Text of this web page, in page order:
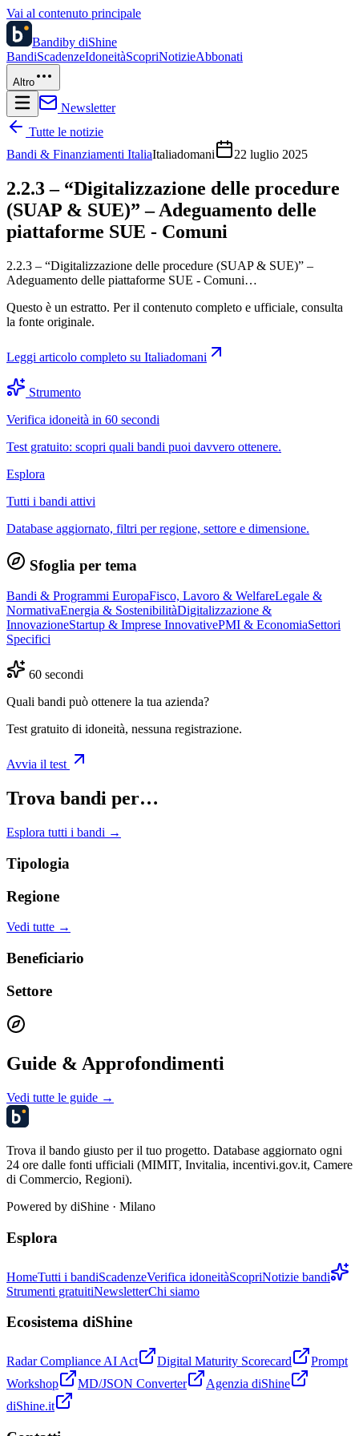
Vai al contenuto principale
Bandiby diShine
BandiScadenzeIdoneitàScopriNotizieAbbonati
Altro
Newsletter
Tutte le notizie
Bandi & Finanziamenti ItaliaItaliadomani 22 luglio 2025
2.2.3 – “Digitalizzazione delle procedure
(SUAP & SUE)” – Adeguamento delle
piattaforme SUE - Comuni
2.2.3 – “Digitalizzazione delle procedure (SUAP & SUE)” –
Adeguamento delle piattaforme SUE - Comuni…
Questo è un estratto. Per il contenuto completo e ufficiale, consulta
la fonte originale.
Leggi articolo completo su Italiadomani
Strumento
Verifica idoneità in 60 secondi
Test gratuito: scopri quali bandi puoi davvero ottenere.
Esplora
Tutti i bandi attivi
Database aggiornato, filtri per regione, settore e dimensione.
Sfoglia per tema
Bandi & Programmi EuropaFisco, Lavoro & WelfareLegale &
NormativaEnergia & SostenibilitàDigitalizzazione &
InnovazioneStartup & Imprese InnovativePMI & EconomiaSettori
Specifici
60 secondi
Quali bandi può ottenere la tua azienda?
Test gratuito di idoneità, nessuna registrazione.
Avvia il test
Trova bandi per…
Esplora tutti i bandi →
Tipologia
Regione
Vedi tutte →
Beneficiario
Settore
Guide & Approfondimenti
Vedi tutte le guide →
Trova il bando giusto per il tuo progetto. Database aggiornato ogni
24 ore dalle fonti ufficiali (MIMIT, Invitalia, incentivi.gov.it, Camere
di Commercio, Regioni).
Powered by diShine · Milano
Esplora
HomeTutti i bandiScadenzeVerifica idoneitàScopriNotizie bandi
Strumenti gratuitiNewsletterChi siamo
Ecosistema diShine
Radar Compliance AI Act Digital Maturity Scorecard
Prompt
Workshop
MD/JSON Converter
Agenzia diShine
diShine.it